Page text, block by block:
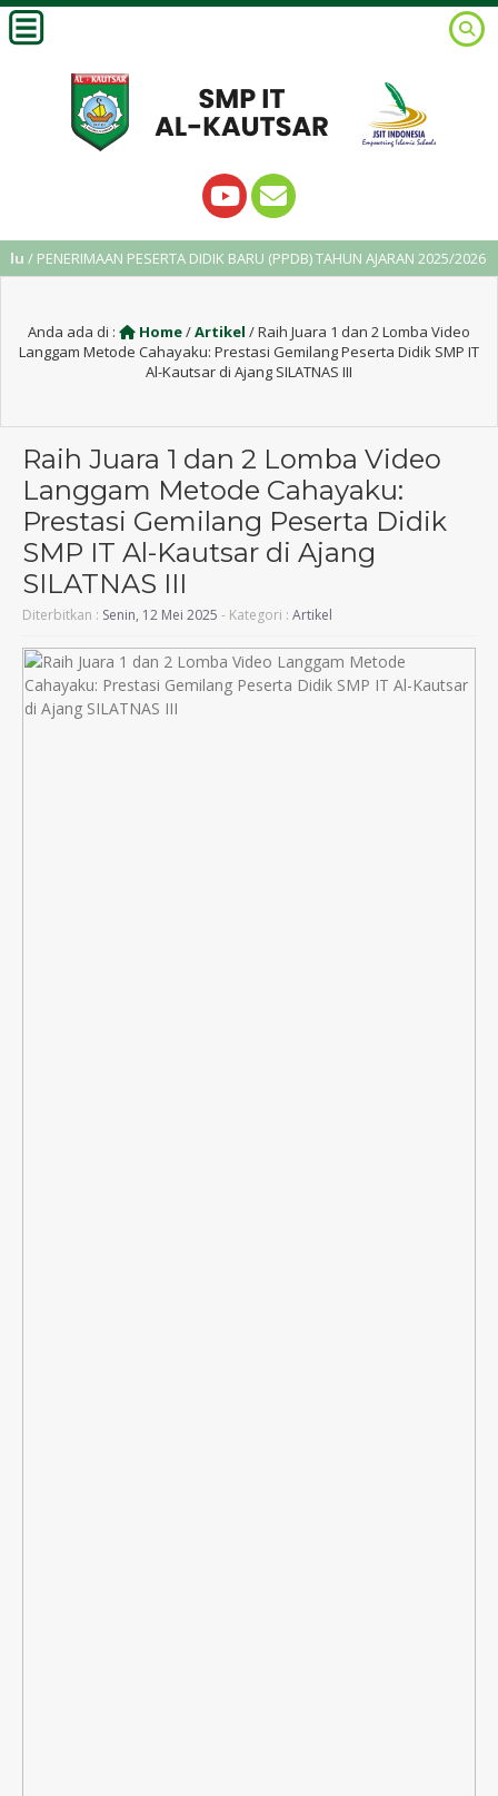
PESERTA DIDIK BARU (PPDB) TAHUN AJARAN 2025/2026
Anda ada di : Home/Artikel /Raih Juara 1 dan 2 Lomba Video
Langgam Metode Cahayaku: Prestasi Gemilang Peserta Didik SMP IT
Al-Kautsar di Ajang SILATNAS III
Raih Juara 1 dan 2 Lomba Video
Langgam Metode Cahayaku:
Prestasi Gemilang Peserta Didik
SMP IT Al-Kautsar di Ajang
SILATNAS III
Diterbitkan : Senin, 12 Mei 2025 - Kategori : Artikel